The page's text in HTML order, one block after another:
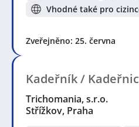
Vhodné také pro
Zveřejněno: 25. června
Kadeřník /
Trichomania, s.r.o.
Střížkov, Praha